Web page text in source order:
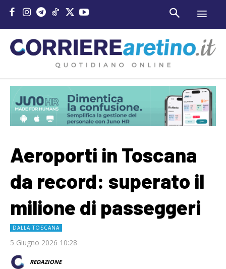
Aeroporti in Toscana
da record: superato il
milione di passeggeri
DALLA TOSCANA
5 Giugno 2026 10:28
REDAZIONE